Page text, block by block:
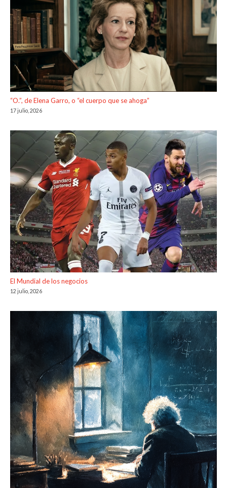
“O.”, de Elena Garro, o “el cuerpo que se ahoga”
17 julio, 2026
El Mundial de los negocios
12 julio, 2026